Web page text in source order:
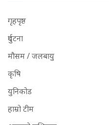
गृहपृष्ठ
दुर्घटना
मौसम / जलबायु
कृषि
युनिकोड
हाम्रो टीम